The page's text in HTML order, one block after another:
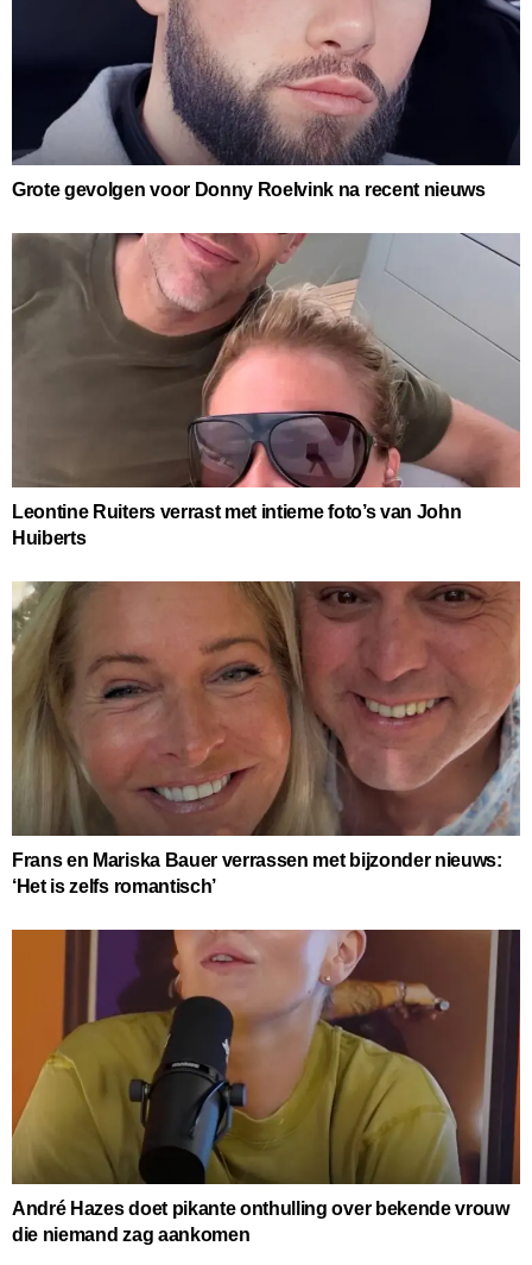
Grote gevolgen voor Donny Roelvink na recent nieuws
Leontine Ruiters verrast met intieme foto’s van John
Huiberts
Frans en Mariska Bauer verrassen met bijzonder nieuws:
‘Het is zelfs romantisch’
André Hazes doet pikante onthulling over bekende vrouw
die niemand zag aankomen